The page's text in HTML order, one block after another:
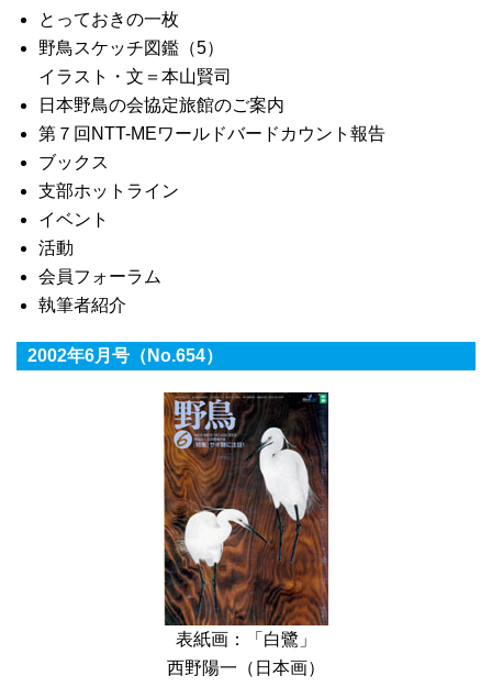
とっておきの一枚
野鳥スケッチ図鑑（5）
イラスト・文＝本山賢司
日本野鳥の会協定旅館のご案内
第７回NTT-MEワールドバードカウント報告
ブックス
支部ホットライン
イベント
活動
会員フォーラム
執筆者紹介
2002年6月号（No.654）
表紙画：「白鷺」
西野陽一（日本画）